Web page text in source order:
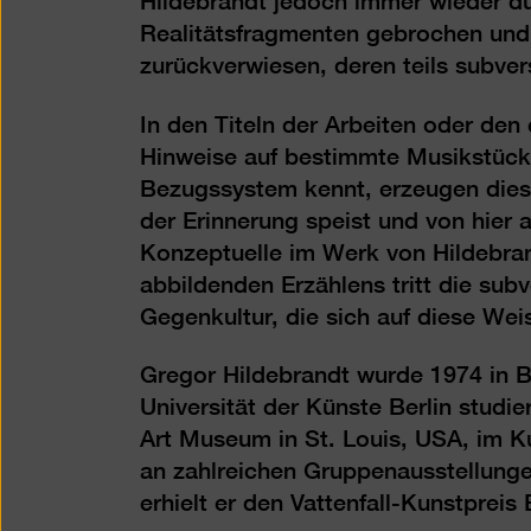
Realitätsfragmenten gebrochen
zurückverwiesen, deren teils
In den Titeln der Arbeiten oder den
Hinweise auf bestimmte
Bezugssystem kennt, erzeugen
der Erinnerung speist und von hier
Konzeptuelle im Werk von
abbildenden Erzählens tritt die
Gegenkultur, die sich auf diese
Gregor Hildebrandt wurde 1974 in
Universität der Künste Berlin
Art Museum in St. Louis, USA, im
an zahlreichen
erhielt er den Vattenfall-Kunstpreis